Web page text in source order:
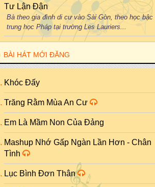
Tư Lận Đận
Bà theo gia đình di cư vào Sài Gòn, theo học bậc
trung học Pháp tại trường Les Lauriers...
BÀI HÁT MỚI ĐĂNG
Khóc Đấy
Trăng Rằm Mùa An Cư
Em Là Mầm Non Của Đảng
Mashup Nhớ Gấp Ngàn Lần Hơn - Chân
Tình
Lục Bình Đơn Thân